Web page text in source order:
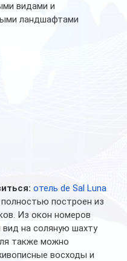
видами и
ландшафтами
отель de Sal Luna
построен из
Из окон номеров
вид на соляную шахту
также можно
восходы и